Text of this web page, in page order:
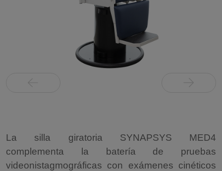
La silla giratoria SYNAPSYS MED4
complementa la batería de pruebas
videonistagmográficas con exámenes cinéticos